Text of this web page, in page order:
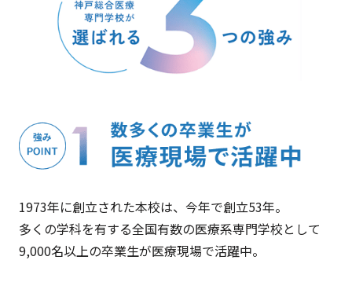
1973年に創立された本校は、今年で創立53年。
多くの学科を有する全国有数の医療系専門学校として
9,000名以上の卒業生が医療現場で活躍中。